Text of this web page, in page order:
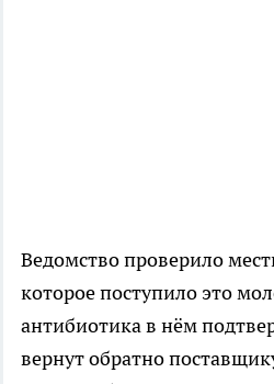
Ведомство проверило
которое поступило это
антибиотика в нём
вернут обратно